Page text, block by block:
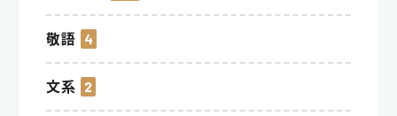
敬語 4
文系 2